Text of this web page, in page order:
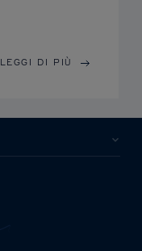
LEGGI DI PIÙ